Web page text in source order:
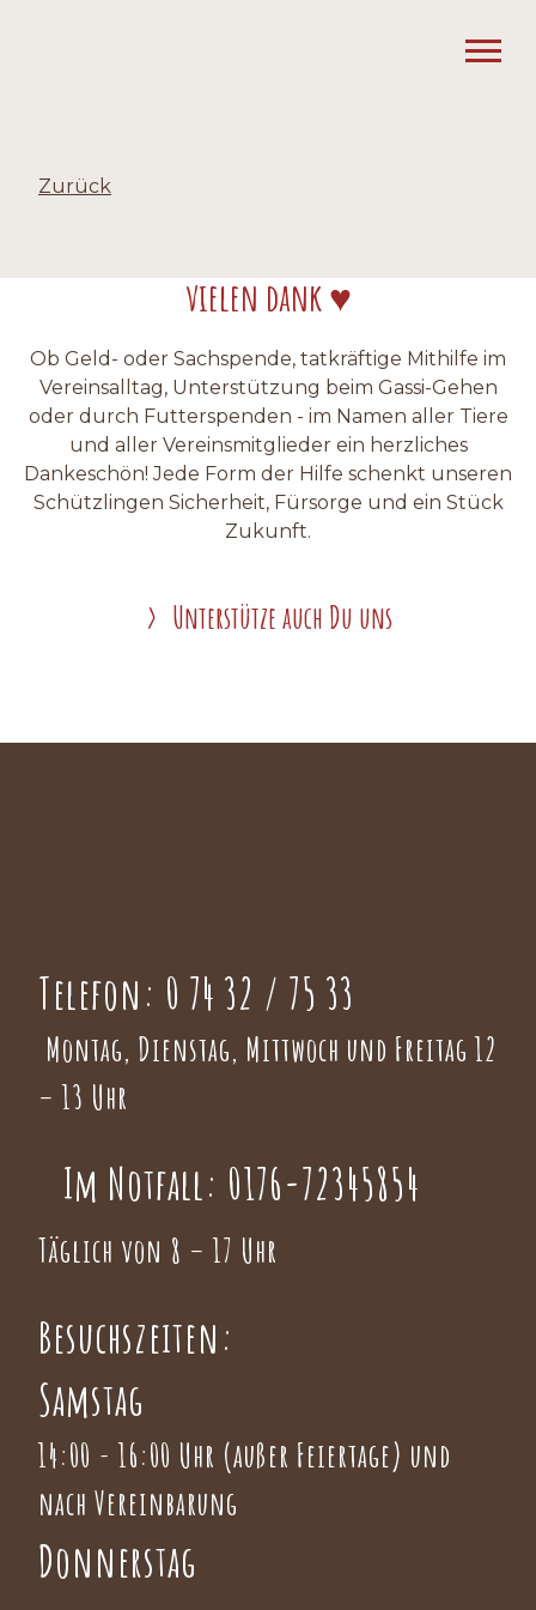
Zurück
vielen dank ♥
Ob Geld- oder Sachspende, tatkräftige Mithilfe im
Vereinsalltag, Unterstützung beim Gassi-Gehen
oder durch Futterspenden - im Namen aller Tiere
und aller Vereinsmitglieder ein herzliches
Dankeschön! Jede Form der Hilfe schenkt unseren
Schützlingen Sicherheit, Fürsorge und ein Stück
Zukunft.
Unterstütze auch Du uns
Telefon: 0 74 32 / 75 33
Montag, Dienstag, Mittwoch und Freitag 12
– 13 Uhr
Im Notfall: 0176-72345854
Täglich von 8 – 17 Uhr
Besuchszeiten:
Samstag
14:00 - 16:00 Uhr (außer Feiertage) und
nach Vereinbarung
Donnerstag